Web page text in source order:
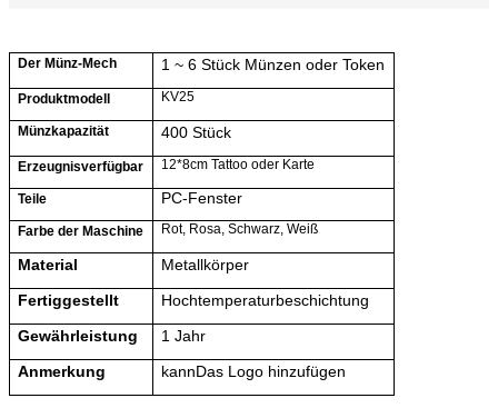
Der Münz-Mech 1 ~ 6 Stück Münzen oder Token
Produktmodell KV25
Münzkapazität 400 Stück
Erzeugnisverfügbar 12*8cm Tattoo oder Karte
Teile PC-Fenster
Farbe der Maschine Rot, Rosa, Schwarz, Weiß
Material
Metallkörper
Fertiggestellt
Hochtemperaturbeschichtung
Gewährleistung
1 Jahr
Anmerkung
kannDas Logo hinzufügen